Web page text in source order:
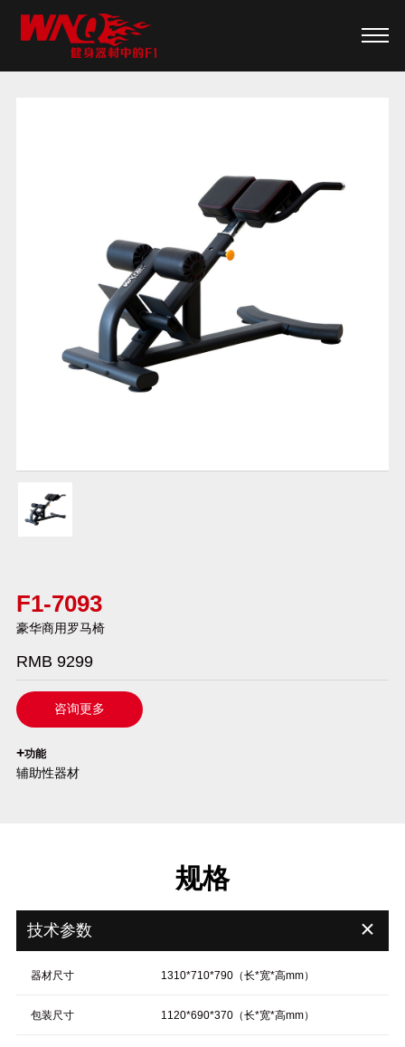
F1-7093
豪华商用罗马椅
RMB 9299
咨询更多
`
+功能
辅助性器材
规格
技术参数 ＋
器材尺寸 1310*710*790（长*宽*高mm）
包装尺寸 1120*690*370（长*宽*高mm）